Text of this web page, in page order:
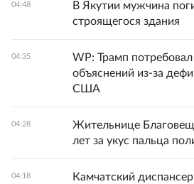
04:48
В Якутии мужчина
строящегося здания
04:35
WP: Трамп потребовал
объяснений из-за
США
04:28
Жительнице
лет за укус пальца
04:18
Камчатский